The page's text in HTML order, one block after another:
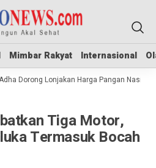
Mimbar Rakyat Internasional
Mimbar Rakyat Internasional
Dorong Lonjakan Harga Pangan Nasional
Tiga Motor,
Termasuk Bocah